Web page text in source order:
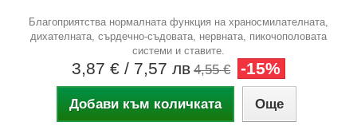
Благоприятства нормалната функция на храносмилателната,
дихателната, сърдечно-съдовата, нервната, пикочополовата
системи и ставите.
3,87 € / 7,57 лв 4,55 € -15%
Добави към количката Още